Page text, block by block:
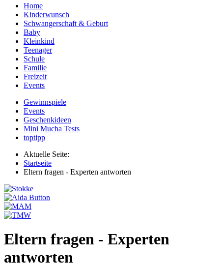
Home
Kinderwunsch
Schwangerschaft & Geburt
Baby
Kleinkind
Teenager
Schule
Familie
Freizeit
Events
Gewinnspiele
Events
Geschenkideen
Mini Mucha Tests
toptipp
Aktuelle Seite:
Startseite
Eltern fragen - Experten antworten
Eltern fragen - Experten
antworten